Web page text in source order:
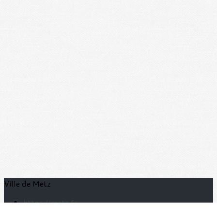
Ville de Metz
https://metz.fr